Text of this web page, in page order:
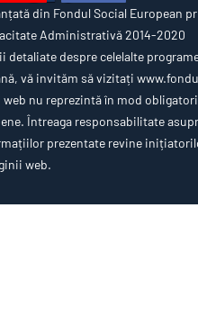
Administrativă 2014-2020
detaliate despre celelalte
vă invităm să vizitați
nu reprezintă în mod
Întreaga responsabilitate
prezentate revine
web.